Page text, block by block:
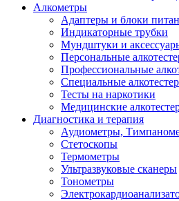
Алкометры
Адаптеры и блоки
Индикаторные трубки
Мундштуки и
Персональные
Профессиональные
Специальные
Тесты на наркотики
Медицинские
Диагностика и терапия
Аудиометры,
Стетоскопы
Термометры
Ультразвуковые сканеры
Тонометры